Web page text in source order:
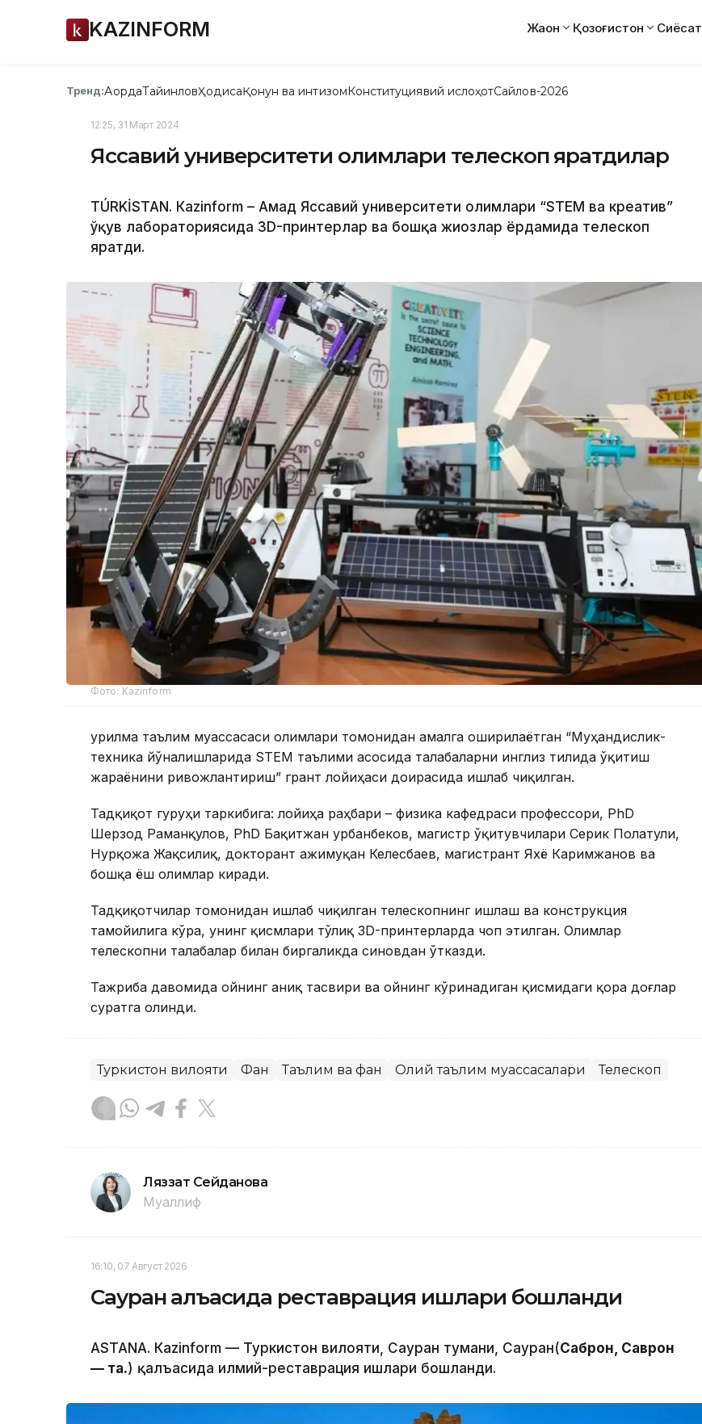
KAZINFORM Жаҳон Қозоғистон Сиёсат
Тренд:АқордаТайинловҲодисаҚонун ва интизомКонституциявий ислоҳотСайлов-2026
12:25, 31 Март 2024
Яссавий университети олимлари телескоп яратдилар
TÚRKİSTAN. Кazinform – Аҳмад Яссавий университети олимлари “STEM ва креатив”
ўқув лабораториясида 3D-принтерлар ва бошқа жиҳозлар ёрдамида телескоп
яратди.
Фото: Kazinform
Қурилма таълим муассасаси олимлари томонидан амалга оширилаётган “Муҳандислик-
техника йўналишларида STEM таълими асосида талабаларни инглиз тилида ўқитиш
жараёнини ривожлантириш” грант лойиҳаси доирасида ишлаб чиқилган.
Тадқиқот гуруҳи таркибига: лойиҳа раҳбари – физика кафедраси профессори, PhD
Шерзод Раманқулов, PhD Бақитжан Қурбанбеков, магистр ўқитувчилари Серик Полатули,
Нурқожа Жақсилиқ, докторант Қажимуқан Келесбаев, магистрант Яхё Каримжанов ва
бошқа ёш олимлар киради.
Тадқиқотчилар томонидан ишлаб чиқилган телескопнинг ишлаш ва конструкция
тамойилига кўра, унинг қисмлари тўлиқ 3D-принтерларда чоп этилган. Олимлар
телескопни талабалар билан биргаликда синовдан ўтказди.
Тажриба давомида ойнинг аниқ тасвири ва ойнинг кўринадиган қисмидаги қора доғлар
суратга олинди.
Туркистон вилояти Фан Таълим ва фан Олий таълим муассасалари Телескоп
Ляззат Сейданова
Муаллиф
16:10, 07 Август 2026
Сауран қалъасида реставрация ишлари бошланди
ASTANА. Кazinform — Туркистон вилояти, Сауран тумани, Сауран(Саброн, Саврон
— таҳ.) қалъасида илмий-реставрация ишлари бошланди.